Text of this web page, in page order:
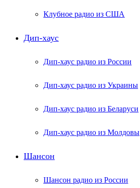
Клубное радио из США
Дип-хаус
Дип-хаус радио из России
Дип-хаус радио из Украины
Дип-хаус радио из Беларуси
Дип-хаус радио из Молдовы
Шансон
Шансон радио из России